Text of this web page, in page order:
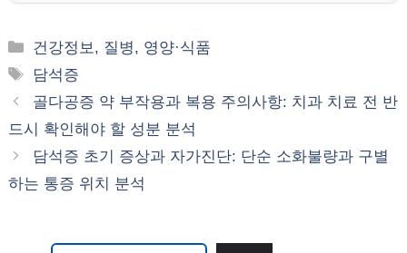
카
테
리
건강정보, 질병, 영양·식품
태
그
담석증
골다공증 약 부작용과 복용 주의사항: 치과 치료 전 반
드시 확인해야 할 성분 분석
담석증 초기 증상과 자가진단: 단순 소화불량과 구별
하는 통증 위치 분석